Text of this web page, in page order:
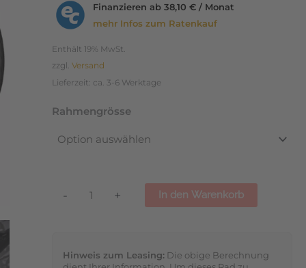
Finanzieren ab 38,10 € / Monat
mehr Infos zum Ratenkauf
Enthält 19% MwSt.
zzgl. Versand
Lieferzeit: ca. 3-6 Werktage
Rahmengrösse
-
Brake
2023
+ In den Warenkorb
Hinweis zum Leasing: Die obige Berechnung